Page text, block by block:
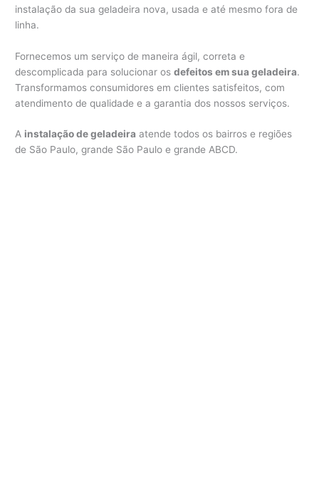
instalação da sua geladeira nova, usada e até mesmo fora de
linha.
Fornecemos um serviço de maneira ágil, correta e
descomplicada para solucionar osdefeitos em sua geladeira.
Transformamos consumidores em clientes satisfeitos, com
atendimento de qualidade e a garantia dos nossos serviços.
A instalação de geladeira atende todos os bairros e regiões
de São Paulo, grande São Paulo e grande ABCD.